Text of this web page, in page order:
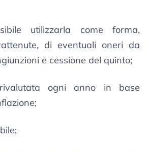
utilizzarla come forma,
di eventuali oneri da
e cessione del quinto;
ogni anno in base